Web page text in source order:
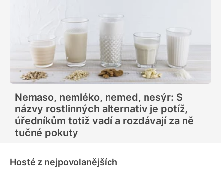
Nemaso, nemléko, nemed, nesýr: S
názvy rostlinných alternativ je potíž,
úředníkům totiž vadí a rozdávají za ně
tučné pokuty
Hosté z nejpovolanějších